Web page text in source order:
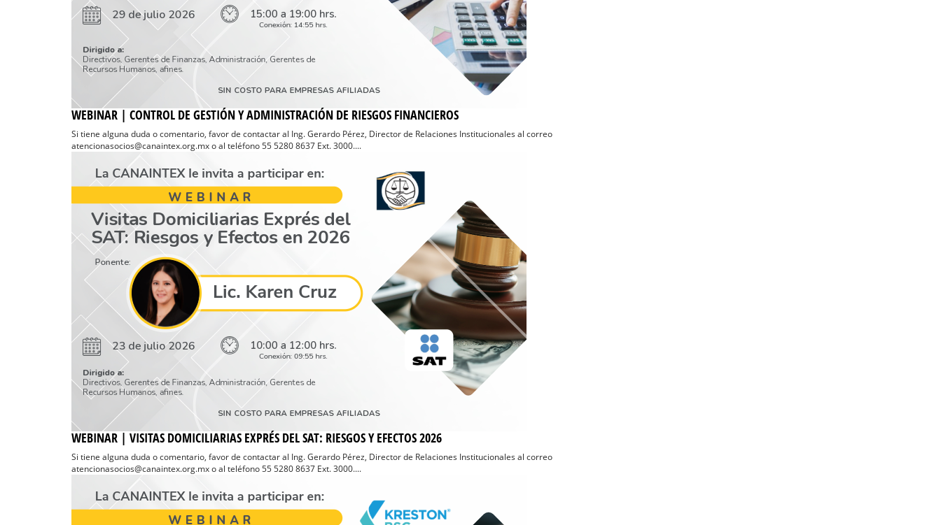
WEBINAR | CONTROL DE GESTIÓN Y ADMINISTRACIÓN DE RIESGOS FINANCIEROS
Si tiene alguna duda o comentario, favor de contactar al Ing. Gerardo Pérez, Director de Relaciones Institucionales al correo
atencionasocios@canaintex.org.mx o al teléfono 55 5280 8637 Ext. 3000....
WEBINAR | VISITAS DOMICILIARIAS EXPRÉS DEL SAT: RIESGOS Y EFECTOS 2026
Si tiene alguna duda o comentario, favor de contactar al Ing. Gerardo Pérez, Director de Relaciones Institucionales al correo
atencionasocios@canaintex.org.mx o al teléfono 55 5280 8637 Ext. 3000....